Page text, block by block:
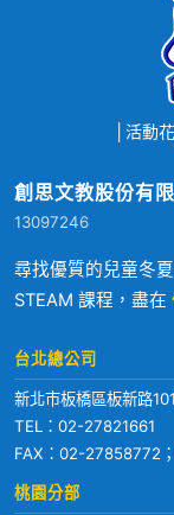
活動
創思文教股份有
13097246
尋找優質的兒童冬
STEAM 課程，盡在
台北總公司
新北市板橋區板新路
TEL： 02-27821661
FAX：02-27858772
桃園分部